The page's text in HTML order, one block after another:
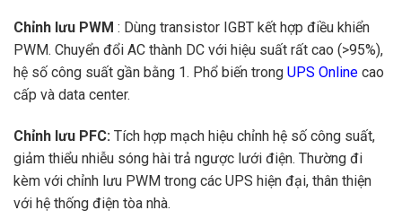
Chỉnh lưu PWM : Dùng transistor IGBT kết hợp điều khiển
PWM. Chuyển đổi AC thành DC với hiệu suất rất cao (>95%),
hệ số công suất gần bằng 1. Phổ biến trong UPS Online cao
cấp và data center.
Chỉnh lưu PFC: Tích hợp mạch hiệu chỉnh hệ số công suất,
giảm thiểu nhiễu sóng hài trả ngược lưới điện. Thường đi
kèm với chỉnh lưu PWM trong các UPS hiện đại, thân thiện
với hệ thống điện tòa nhà.